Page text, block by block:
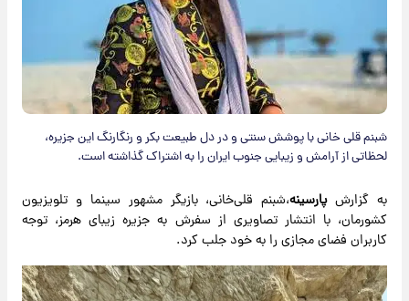
شبنم قلی خانی با پوشش سنتی و در دل طبیعت بکر و رنگارنگ این جزیره،
لحظاتی از آرامش و زیبایی جنوب ایران را به اشتراک گذاشته است.
به گزارشپارسینه،شبنم قلی‌خانی، بازیگر مشهور سینما و تلویزیون
کشورمان، با انتشار تصاویری از سفرش به جزیره زیبای هرمز، توجه
کاربران فضای مجازی را به خود جلب کرد.